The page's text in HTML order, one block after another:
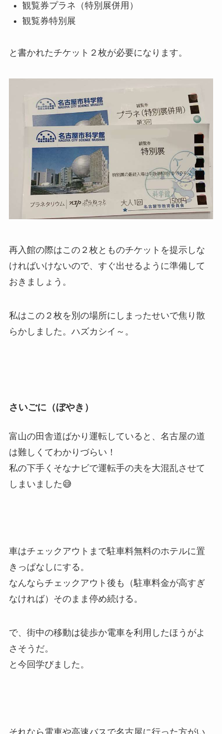
観覧券プラネ（特別展併用）
観覧券特別展
と書かれたチケット２枚が必要になります。
再入館の際はこの２枚とものチケットを提示しな
ければいけないので、すぐ出せるように準備して
おきましょう。
私はこの２枚を別の場所にしまったせいで焦り散
らかしました。ハズカシイ～。
さいごに（ぼやき）
富山の田舎道ばかり運転していると、名古屋の道
は難しくてわかりづらい！
私の下手くそなナビで運転手の夫を大混乱させて
しまいました😅
車はチェックアウトまで駐車料無料のホテルに置
きっぱなしにする。
なんならチェックアウト後も（駐車料金が高すぎ
なければ）そのまま停め続ける。
で、街中の移動は徒歩か電車を利用したほうがよ
さそうだ。
と今回学びました。
それなら電車や高速バスで名古屋に行った方がい